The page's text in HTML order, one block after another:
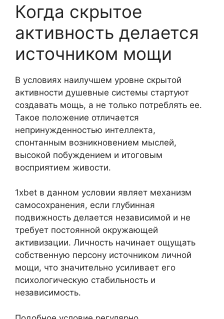
Когда скрытое
активность делается
источником мощи
В условиях наилучшем уровне скрытой
активности душевные системы стартуют
создавать мощь, а не только потреблять ее.
Такое положение отличается
непринужденностью интеллекта,
спонтанным возникновением мыслей,
высокой побуждением и итоговым
восприятием живости.
1xbet в данном условии являет механизм
самосохранения, если глубинная
подвижность делается независимой и не
требует постоянной окружающей
активизации. Личность начинает ощущать
собственную персону источником личной
мощи, что значительно усиливает его
психологическую стабильность и
независимость.